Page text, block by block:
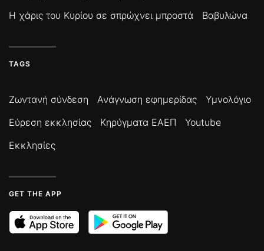
Η χάρις του Κυρίου σε σπρώχνει μπροστά
Βαβυλώνα
TAGS
Ζωντανή σύνδεση Ανάγνωση εφημερίδας
Υμνολόγιο
Εύρεση εκκλησίας
Κηρύγματα ΕΑΕΠ
Youtube
Εκκλησίες
GET THE APP